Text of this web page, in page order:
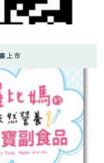
上市